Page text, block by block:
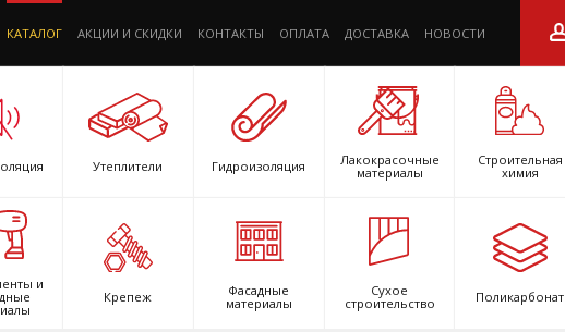
КАТАЛОГ АКЦИИ И СКИДКИ КОНТАКТЫ ОПЛАТА ДОСТАВКА НОВОСТИ
Утеплители Гидроизоляция
Лакокрасочные
материалы
Строительная
химия
и
Крепеж
Фасадные
материалы
Сухое
строительство
Поликарбонат